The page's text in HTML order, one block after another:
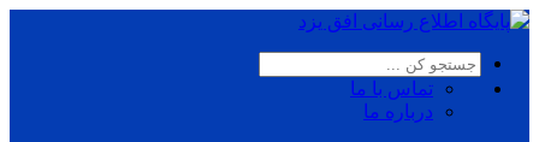
تماس با ما
درباره ما